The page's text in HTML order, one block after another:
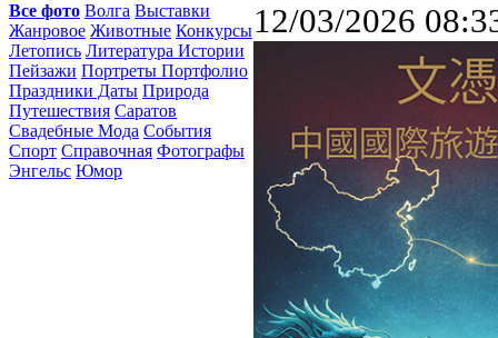
Все фото Волга Выставки
Жанровое Животные Конкурсы
Летопись Литература Истории
Пейзажи Портреты Портфолио
Праздники Даты Природа
Путешествия Саратов
Свадебные Мода События
Спорт Справочная Фотографы
Энгельс Юмор
12/03/2026